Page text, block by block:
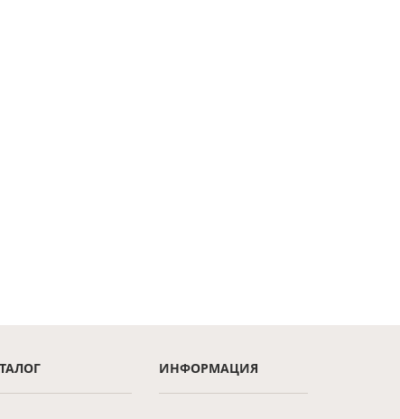
ИНФОРМАЦИЯ